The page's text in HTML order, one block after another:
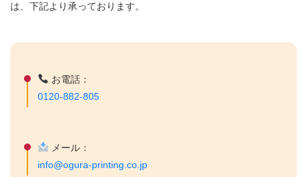
は、下記より承っております。
お電話：
0120-882-805
メール：
info@ogura-printing.co.jp